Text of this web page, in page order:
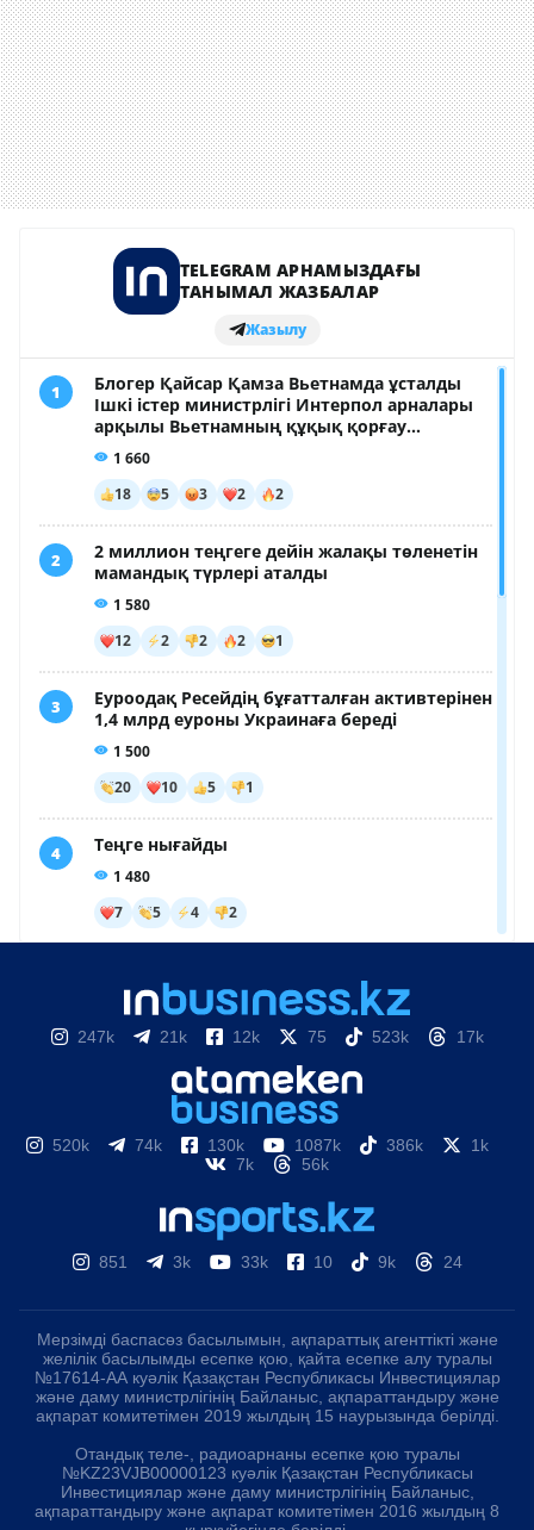
247k 21k 12k 75 523k 17k
520k 74k 130k 1087k 386k
1k
7k
56k
851 3k 33k 10 9k 24
Мерзімді баспасөз басылымын, ақпараттық агенттікті және
желілік басылымды есепке қою, қайта есепке алу туралы
№17614-АА куәлік Қазақстан Республикасы Инвестициялар
және даму министрлігінің Байланыс, ақпараттандыру және
ақпарат комитетімен 2019 жылдың 15 наурызында берілді.
Отандық теле-, радиоарнаны есепке қою туралы
№KZ23VJB00000123 куәлік Қазақстан Республикасы
Инвестициялар және даму министрлігінің Байланыс,
ақпараттандыру және ақпарат комитетімен 2016 жылдың 8